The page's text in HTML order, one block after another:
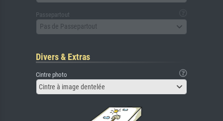
Passepartout
Pas de Passepartout
Divers & Extras
Cintre photo
Cintre à image dentelée